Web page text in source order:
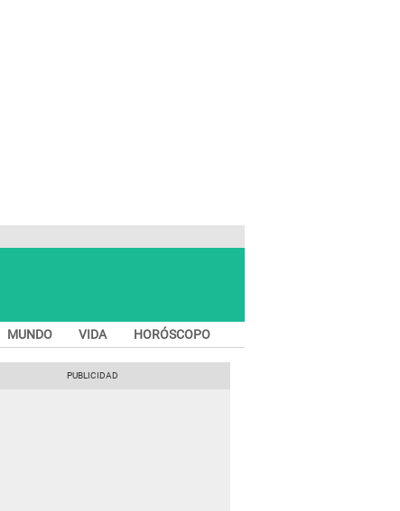
MUNDO VIDA HORÓSCOPO